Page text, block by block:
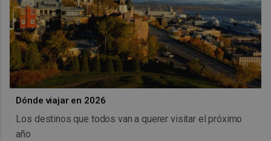
Dónde viajar en 2026
Los destinos que todos van a querer visitar el próximo
año